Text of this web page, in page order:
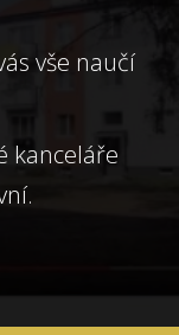
vše naučí
kanceláře